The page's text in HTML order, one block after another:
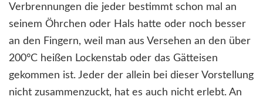
Verbrennungen die jeder bestimmt schon mal an
seinem Öhrchen oder Hals hatte oder noch besser
an den Fingern, weil man aus Versehen an den über
200°C heißen Lockenstab oder das Gätteisen
gekommen ist. Jeder der allein bei dieser Vorstellung
nicht zusammenzuckt, hat es auch nicht erlebt. An